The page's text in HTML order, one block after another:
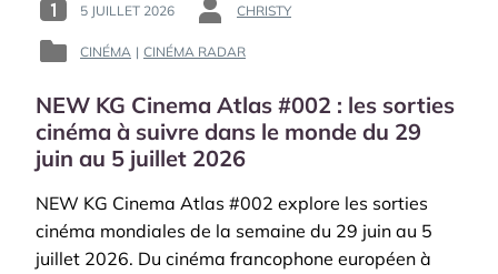
POSTED
ON
5 JUILLET 2026
BY
CHRISTY
POSTED
:
CINÉMA | CINÉMA RADAR
NEW KG Cinema Atlas #002 : les sorties
cinéma à suivre dans le monde du 29
juin au 5 juillet 2026
NEW KG Cinema Atlas #002 explore les sorties
cinéma mondiales de la semaine du 29 juin au 5
juillet 2026. Du cinéma francophone européen à